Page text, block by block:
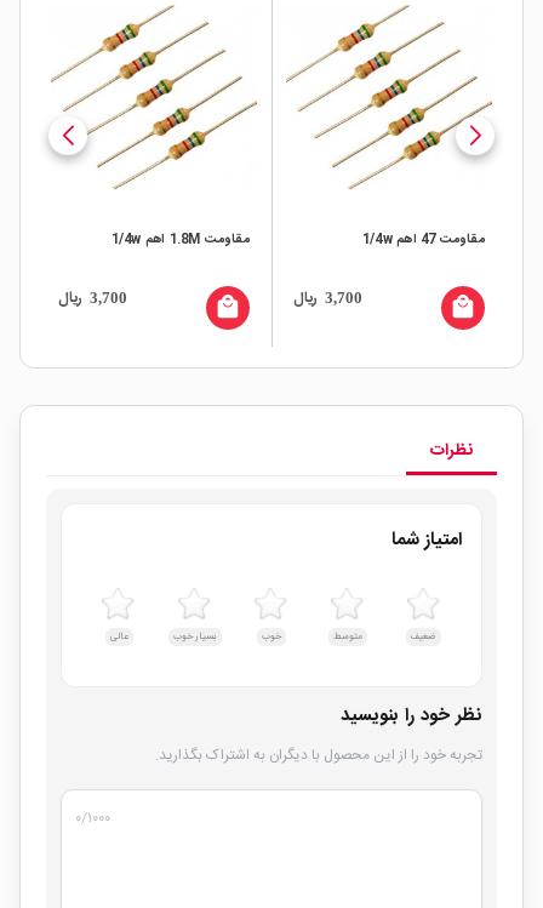
مقاومت 47 اهم 1/4w
3,700 ریال local_mall
مقاومت 1.8M اهم 1/4w
3,700 ریال local_mall
نظرات
امتیاز شما
ضعیف متوسط خوب بسیار خوب عالی
نظر خود را بنویسید
تجربه خود را از این محصول با دیگران به اشتراک بگذارید.
۰/۱۰۰۰